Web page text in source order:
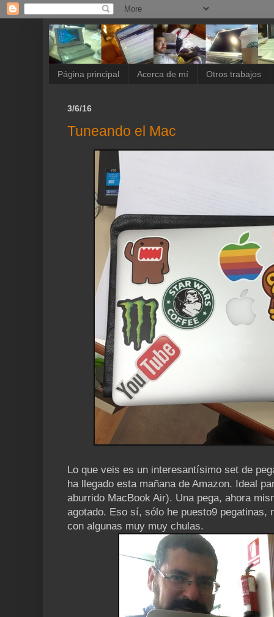
Página principal Acerca de mí Otros trabajos
3/6/16
Tuneando el Mac
Lo que veis es un interesantísimo set de
ha llegado esta mañana de Amazon. Ideal
aburrido MacBook Air). Una pega, ahora
agotado. Eso sí, sólo he puesto9 pegatinas,
con algunas muy muy chulas.